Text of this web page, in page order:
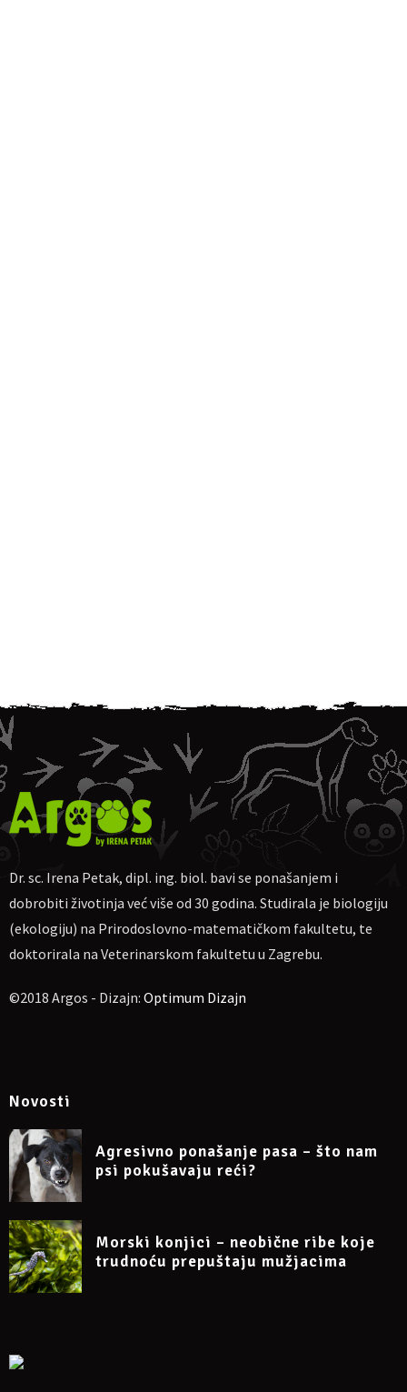
Dr. sc. Irena Petak, dipl. ing. biol. bavi se ponašanjem i
dobrobiti životinja već više od 30 godina. Studirala je biologiju
(ekologiju) na Prirodoslovno-matematičkom fakultetu, te
doktorirala na Veterinarskom fakultetu u Zagrebu.
©2018 Argos - Dizajn: Optimum Dizajn
Novosti
Agresivno ponašanje pasa – što nam
psi pokušavaju reći?
Morski konjici – neobične ribe koje
trudnoću prepuštaju mužjacima